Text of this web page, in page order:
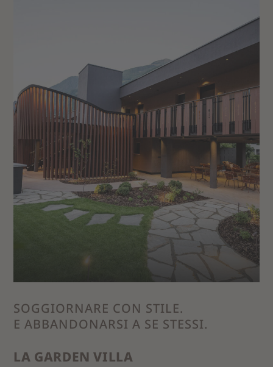
SOGGIORNARE CON STILE.
E ABBANDONARSI A SE STESSI.
LA GARDEN VILLA